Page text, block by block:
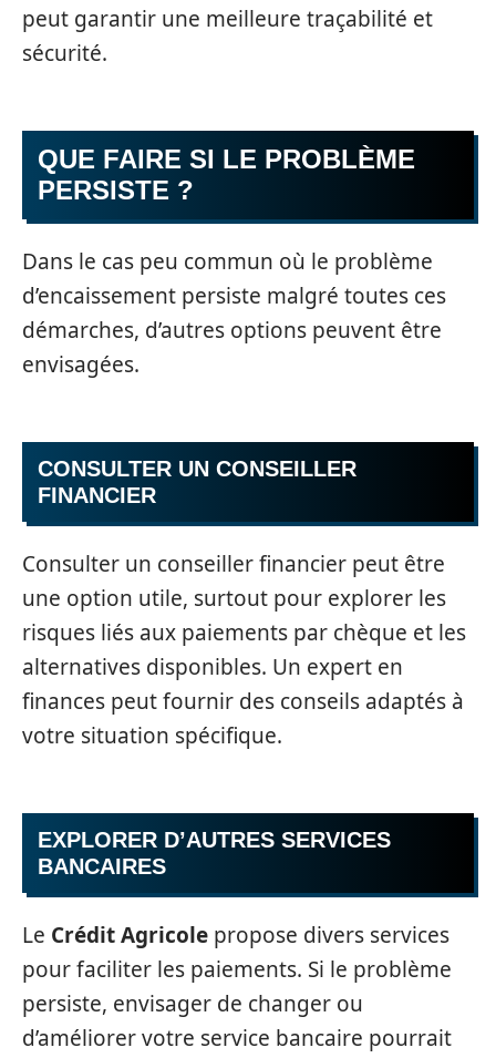
peut garantir une meilleure traçabilité et
sécurité.
QUE FAIRE SI LE PROBLÈME
PERSISTE ?
Dans le cas peu commun où le problème
d’encaissement persiste malgré toutes ces
démarches, d’autres options peuvent être
envisagées.
CONSULTER UN CONSEILLER
FINANCIER
Consulter un conseiller financier peut être
une option utile, surtout pour explorer les
risques liés aux paiements par chèque et les
alternatives disponibles. Un expert en
finances peut fournir des conseils adaptés à
votre situation spécifique.
EXPLORER D’AUTRES SERVICES
BANCAIRES
Le Crédit Agricole propose divers services
pour faciliter les paiements. Si le problème
persiste, envisager de changer ou
d’améliorer votre service bancaire pourrait